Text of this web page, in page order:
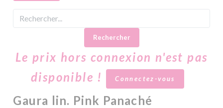
Rechercher
Le prix hors connexion n'est pas
disponible !
Connectez-vous
Gaura lin. Pink Panaché